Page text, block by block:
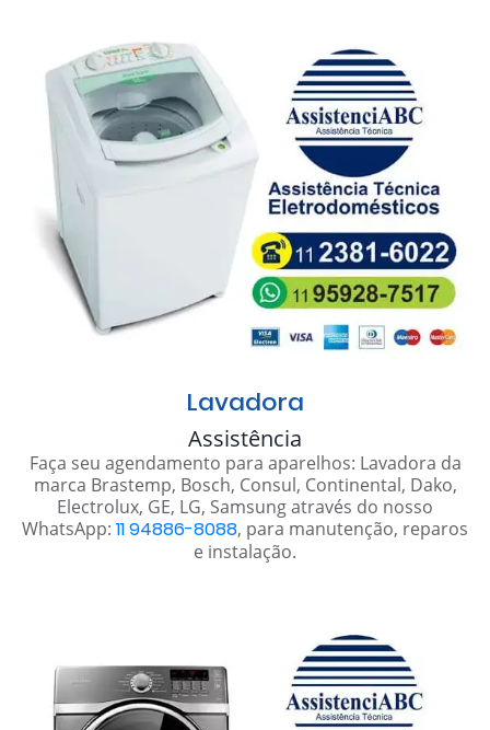
Lavadora
Assistência
Faça seu agendamento para aparelhos: Lavadora da
marca Brastemp, Bosch, Consul, Continental, Dako,
Electrolux, GE, LG, Samsung através do nosso
WhatsApp: 11 94886-8088, para manutenção, reparos
e instalação.